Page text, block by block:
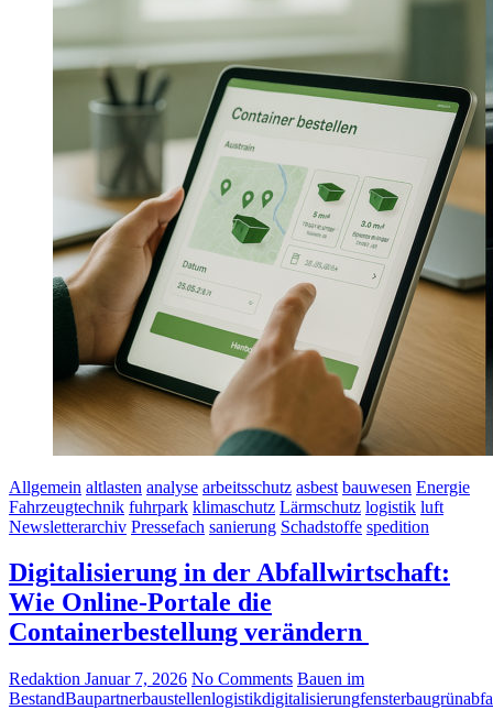
Allgemein altlasten analyse arbeitsschutz asbest bauwesen Energie
Fahrzeugtechnik fuhrpark klimaschutz Lärmschutz logistik luft
Newsletterarchiv Pressefach sanierung Schadstoffe spedition
Digitalisierung in der Abfallwirtschaft:
Wie Online-Portale die
Containerbestellung verändern
Redaktion Januar 7, 2026 No Comments Bauen im
BestandBaupartnerbaustellenlogistikdigitalisierungfensterbau